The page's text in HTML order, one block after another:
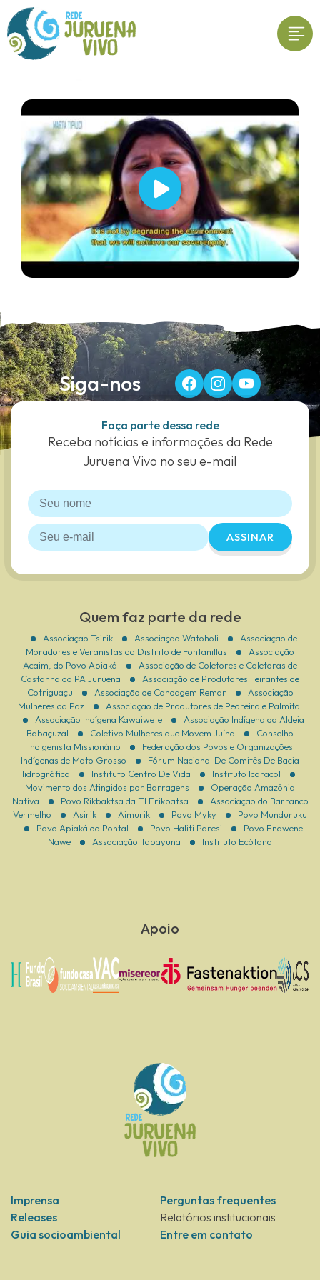
Siga-nos
Faça parte dessa rede
Receba notícias e informações da Rede
Juruena Vivo no seu e-mail
ASSINAR
Quem faz parte da rede
Associação Tsirik Associação Watoholi
Associação de
Moradores e Veranistas do Distrito de Fontanillas
Associação
Acaim, do Povo Apiaká
Associação de Coletores e Coletoras de
Castanha do PA Juruena
Associação de Produtores Feirantes de
Cotriguaçu
Associação de Canoagem Remar
Associação
Mulheres da Paz
Associação de Produtores de Pedreira e Palmital
Associação Indígena Kawaiwete
Associação Indígena da Aldeia
Babaçuzal
Coletivo Mulheres que Movem Juína
Conselho
Indigenista Missionário
Federação dos Povos e Organizações
Indígenas de Mato Grosso
Fórum Nacional De Comitês De Bacia
Hidrográfica
Instituto Centro De Vida
Instituto Icaracol
Movimento dos Atingidos por Barragens
Operação Amazônia
Nativa
Povo Rikbaktsa da TI Erikpatsa
Associação do Barranco
Vermelho
Asirik Aimurik Povo Myky
Povo Munduruku
Povo Apiaká do Pontal
Povo Haliti Paresi
Povo Enawene
Nawe
Associação Tapayuna Instituto Ecótono
Apoio
Imprensa
Releases
Guia socioambiental
Perguntas frequentes
Relatórios institucionais
Entre em contato